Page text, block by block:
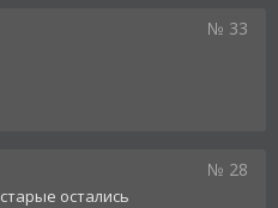
№ 33
№ 28
остались